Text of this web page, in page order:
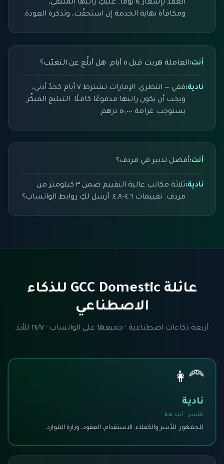
العقد بإشعار ١٤ يومًا. عليكِ راتبها المتبقّي،
ومكافأة نهاية الخدمة إن استحقّت، وتذكرة العودة.
أنت:العاملة هربت قبل ٥ أيام. هل أبلِّغ عن التغيّب؟
نادية:
قفي — انتظري. الإمارات تشترط ٧ أيام كحدّ أدنى،
ويجب أن يكون راتبها مدفوعًا كاملًا. التبليغ المبكِّر
يستوجب غرامة ٥٠,٠٠٠ درهم.
أنت:أفضل تدبير في مردف؟
نادية:
ثلاثة مكاتب عالية التقييم ضمن ٣ كيلومتر من
مردف. تقييمات ٤.٦–٤.٨. أرسل لكِ روابط الواتساب؟
عائلة GCC Domestic للذكاء
الاصطناعي
أربعة ذكاءات اصطناعية · جميعها على الواتساب · ٢٤/٧ للأبد
👩‍🦰
نادية
للأسر · أنتِ هنا
للجمهور. للأسر والكفلاء. الاستقدام، العقود، وزارة الموارد.